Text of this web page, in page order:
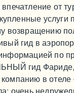
от
услуги
возвращению
гид в
по
гид Фариде,
в отеле